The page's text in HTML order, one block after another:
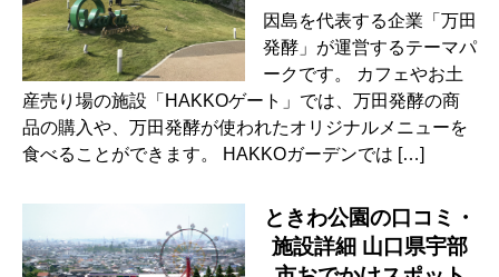
因島を代表する企業「万田
発酵」が運営するテーマパ
ークです。 カフェやお土
産売り場の施設「HAKKOゲート」では、万田発酵の商
品の購入や、万田発酵が使われたオリジナルメニューを
食べることができます。 HAKKOガーデンでは […]
ときわ公園の口コミ・
施設詳細 山口県宇部